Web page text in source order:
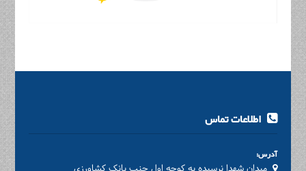
اطلاعات تماس
آدرس: